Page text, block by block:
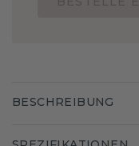
BESCHREIBUNG